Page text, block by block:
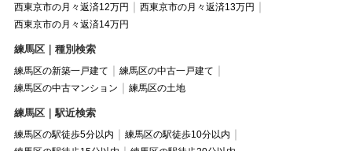
西東京市の月々返済12万円
西東京市の月々返済13万円
西東京市の月々返済14万円
練馬区｜種別検索
練馬区の新築一戸建て
練馬区の中古一戸建て
練馬区の中古マンション
練馬区の土地
練馬区｜駅近検索
練馬区の駅徒歩5分以内
練馬区の駅徒歩10分以内